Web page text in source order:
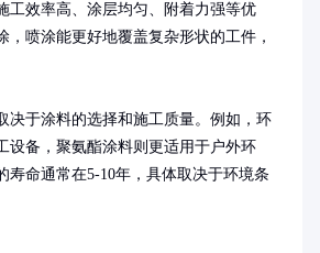
工效率高、涂层均匀、附着力强等优
，喷涂能更好地覆盖复杂形状的工件，
决于涂料的选择和施工质量。例如，环
设备，聚氨酯涂料则更适用于户外环
寿命通常在5-10年，具体取决于环境条